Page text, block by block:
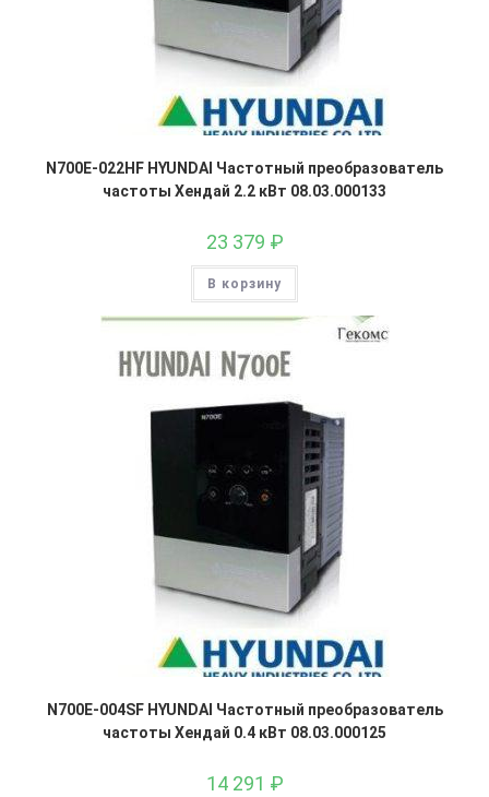
N700E-022HF HYUNDAI Частотный преобразователь
частоты Хендай 2.2 кВт 08.03.000133
23 379 ₽
В корзину
N700E-004SF HYUNDAI Частотный преобразователь
частоты Хендай 0.4 кВт 08.03.000125
14 291 ₽